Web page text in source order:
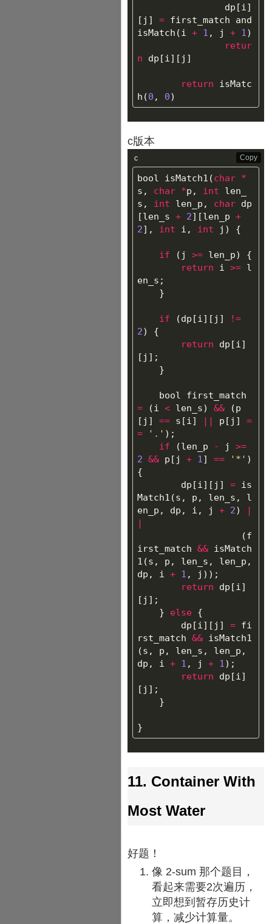
dp [i ]
[ j ] = first_match
and
isMatch (i + 1 , j + 1 )
retur
n
dp [i ][ j ]
return
isMatc
h (0 , 0)
c版本
bool isMatch1 (char *
s , char *p , int
len_
s , int len_p , char dp
[len_s + 2][len_p
+
2], int i , int j ) {
if ( j >= len_p)
{
return
i >= l
en_s ;
}
if (dp [i ][ j ]
!=
2)
{
return
dp [i ]
[ j ];
}
bool
first_match
=
(i < len_s) && (p
[ j ] == s [i ] || p [ j ]
=
=
'.' );
if
(len_p - j
>=
2
&& p [ j + 1 ] == '*' )
{
dp [i ][ j ] = is
Match1 (s , p , len_s ,
l
en_p , dp , i , j + 2)
|
|
(f
irst_match
&& isMatch
1 (s , p , len_s , len_p ,
dp , i + 1 , j ));
return
dp [i ]
[ j ];
}
else {
dp [i ][ j ] = fi
rst_match
&& isMatch1
(s , p , len_s , len_p ,
dp , i + 1 , j + 1 );
return
dp [i ]
[ j ];
}
}
c Copy
11. Container With
Most Water
好题！
像 2-sum 那个题目，
看起来需要2次遍历，
立即想到暂存历史计
算，减少计算量。